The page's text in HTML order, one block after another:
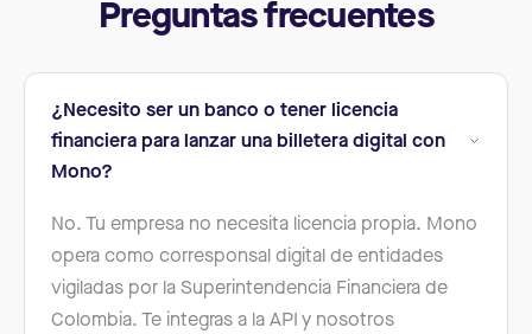
Preguntas frecuentes
¿Necesito ser un banco o tener licencia
financiera para lanzar una billetera digital con
Mono?
No. Tu empresa no necesita licencia propia. Mono
opera como corresponsal digital de entidades
vigiladas por la Superintendencia Financiera de
Colombia. Te integras a la API y nosotros